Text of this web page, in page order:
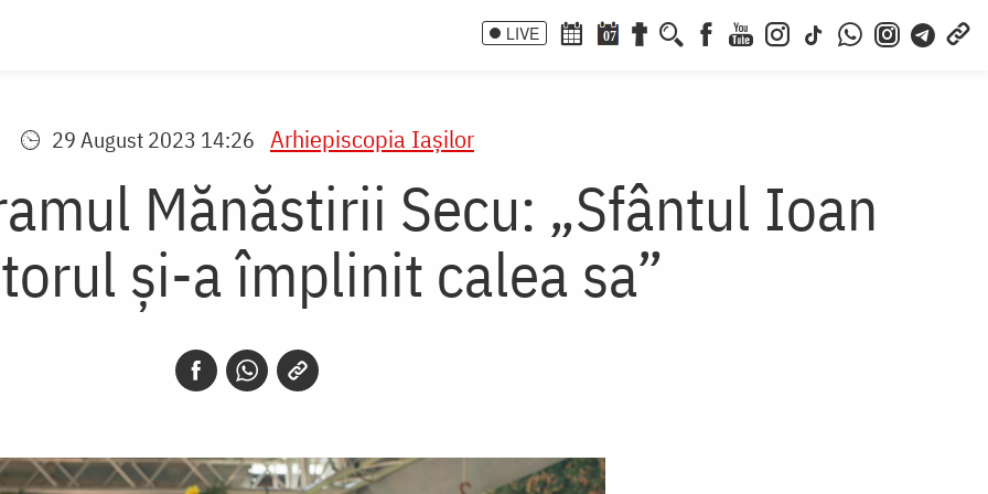
LIVE 07
29 August 2023 14:26 Arhiepiscopia Iaşilor
Mănăstirii Secu: „Sfântul Ioan
și-a împlinit calea sa”